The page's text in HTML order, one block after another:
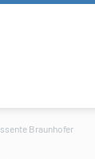
Braunhofer